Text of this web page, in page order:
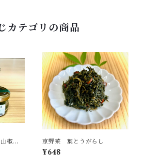
カテゴリの商品
椒
京野菜 葉とうがらし
¥648